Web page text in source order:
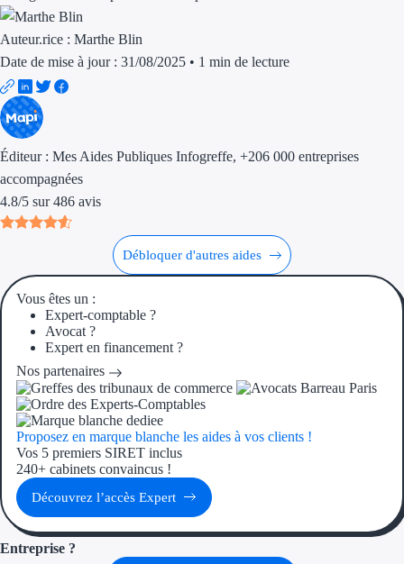
Nos guides
Auteur.rice : Marthe Blin
Date de mise à jour : 31/08/2025 • 1 min de lecture
Éditeur : Mes Aides Publiques Infogreffe, +206 000 entreprises
accompagnées
4.8/5 sur 486 avis
Débloquer d'autres aides
Vous êtes un :
Expert-comptable ?
Avocat ?
Expert en financement ?
Nos partenaires
Proposez en marque blanche les aides à vos clients !
Vos 5 premiers SIRET inclus
240+ cabinets convaincus !
Découvrez l’accès Expert
Entreprise ?